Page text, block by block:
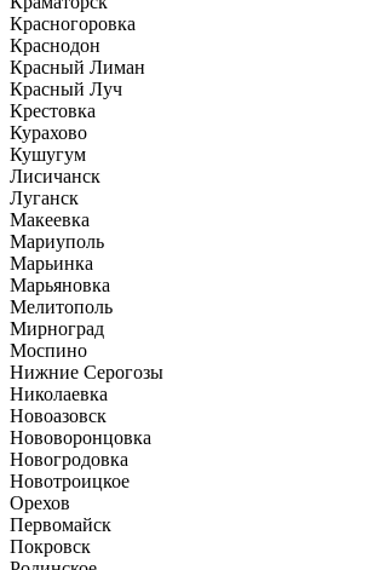
Красногоровка
Краснодон
Красный Лиман
Красный Луч
Крестовка
Курахово
Кушугум
Лисичанск
Луганск
Макеевка
Мариуполь
Марьинка
Марьяновка
Мелитополь
Мирноград
Моспино
Нижние Серогозы
Николаевка
Новоазовск
Нововоронцовка
Новогродовка
Новотроицкое
Орехов
Первомайск
Покровск